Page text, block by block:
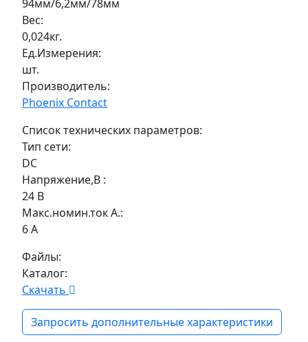
94мм/6,2мм/78мм
Вес:
0,024кг.
Ед.Измерения:
шт.
Производитель:
Phoenix Contact
Список технических параметров:
Тип сети:
DC
Напряжение,В :
24 В
Макс.номин.ток А.:
6 А
Файлы:
Каталог:
Скачать
Запросить дополнительные характеристики